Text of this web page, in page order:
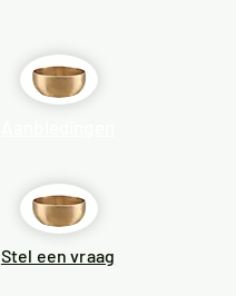
Stel een vraag